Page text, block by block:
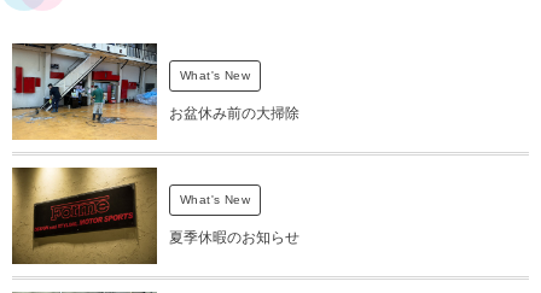
What's New
お盆休み前の大掃除
What's New
夏季休暇のお知らせ